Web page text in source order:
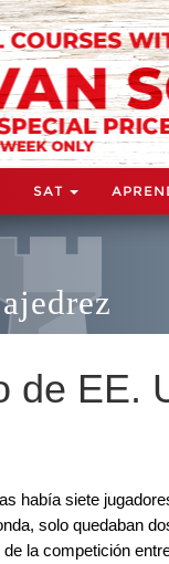
SAT
de EE.
había siete
solo quedaban
la competición